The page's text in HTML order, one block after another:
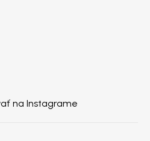
na Instagrame